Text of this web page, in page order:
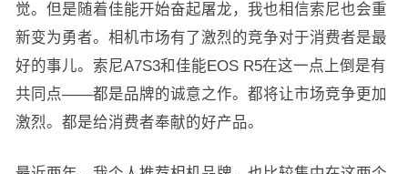
觉。但是随着佳能开始奋起屠龙，我也相信索尼也会重
新变为勇者。相机市场有了激烈的竞争对于消费者是最
好的事儿。索尼A7S3和佳能EOS R5在这一点上倒是有
共同点——都是品牌的诚意之作。都将让市场竞争更加
激烈。都是给消费者奉献的好产品。